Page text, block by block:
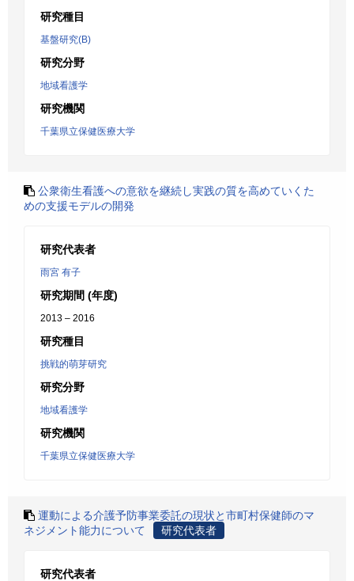
研究種目
基盤研究(B)
研究分野
地域看護学
研究機関
千葉県立保健医療大学
公衆衛生看護への意欲を継続し実践の質を高めていくた
めの支援モデルの開発
研究代表者
雨宮 有子
研究期間 (年度)
2013 – 2016
研究種目
挑戦的萌芽研究
研究分野
地域看護学
研究機関
千葉県立保健医療大学
運動による介護予防事業委託の現状と市町村保健師のマ
ネジメント能力について
研究代表者
研究代表者